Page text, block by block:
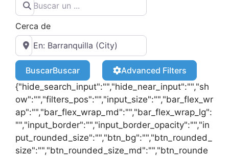
Cerca de
BuscarBuscar
Advanced Filters
{"hide_search_input":"","hide_near_input":"","sh
ow":"","filters_pos":"","input_size":"","bar_flex_wr
ap":"","bar_flex_wrap_md":"","bar_flex_wrap_lg":
"","input_border":"","input_border_opacity":"","in
put_rounded_size":"","btn_bg":"","btn_rounded_
size":"","btn_rounded_size_md":"","btn_rounde